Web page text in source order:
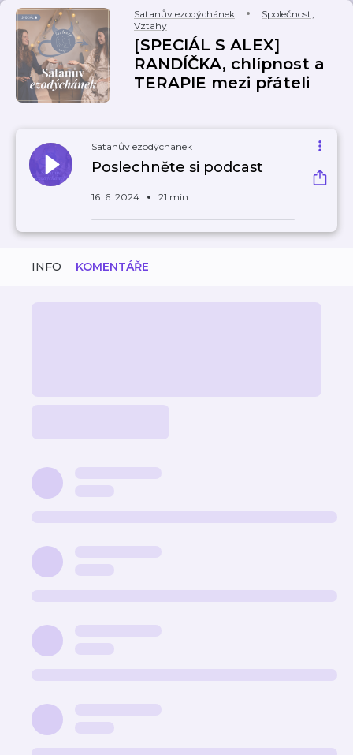
Satanův ezodýchánek Společnost,
Vztahy
[SPECIÁL S ALEX]
RANDÍČKA, chlípnost a
TERAPIE mezi přáteli
Satanův ezodýchánek
Poslechněte si podcast
16. 6. 2024 21 min
INFO KOMENTÁŘE